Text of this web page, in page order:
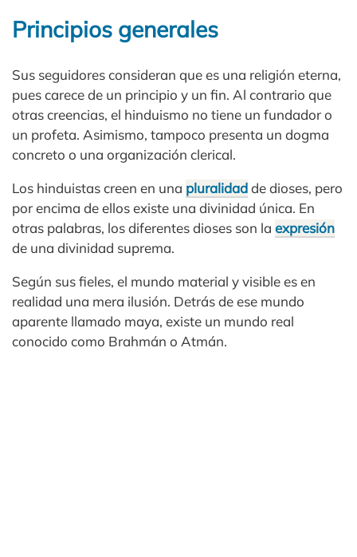
Principios generales
Sus seguidores consideran que es una religión eterna,
pues carece de un principio y un fin. Al contrario que
otras creencias, el hinduismo no tiene un fundador o
un profeta. Asimismo, tampoco presenta un dogma
concreto o una organización clerical.
Los hinduistas creen en una pluralidadde dioses, pero
por encima de ellos existe una divinidad única. En
otras palabras, los diferentes dioses son la expresión
de una divinidad suprema.
Según sus fieles, el mundo material y visible es en
realidad una mera ilusión. Detrás de ese mundo
aparente llamado maya, existe un mundo real
conocido como Brahmán o Atmán.